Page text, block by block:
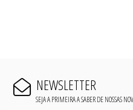
NEWSLETTER
SEJA A PRIMEIRA A SABER DE NOSSAS